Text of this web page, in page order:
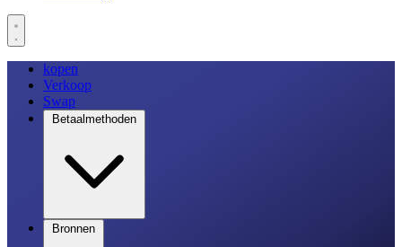
kopen
Verkoop
Swap
Betaalmethoden
Bronnen